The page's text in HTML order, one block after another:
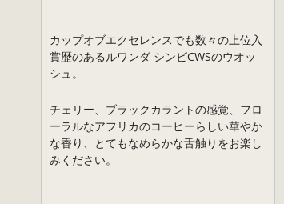
カップオブエクセレンスでも数々の上位入
賞歴のあるルワンダ シンビCWSのウオッ
シュ。
チェリー、ブラックカラントの感覚、フロ
ーラルなアフリカのコーヒーらしい華やか
な香り、とてもなめらかな舌触りをお楽し
みください。